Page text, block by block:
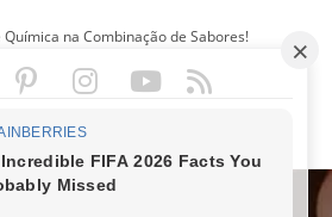
na Combinação de Sabores!
PORTUGUÊS